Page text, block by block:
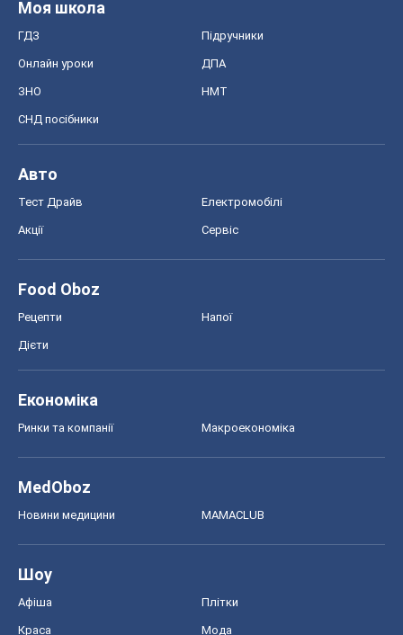
Моя школа
ГДЗ Підручники
Онлайн уроки ДПА
ЗНО НМТ
СНД посібники
Авто
Тест Драйв Електромобілі
Акції Сервіс
Food Oboz
Рецепти Напої
Дієти
Економіка
Ринки та компанії Макроекономіка
MedOboz
Новини медицини MAMACLUB
Шоу
Афіша Плітки
Краса Мода